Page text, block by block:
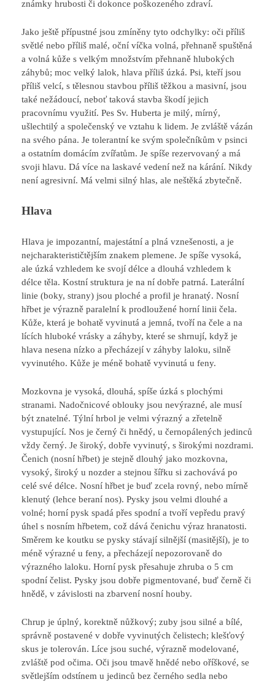
známky hrubosti či dokonce poškozeného zdraví.
Jako ještě přípustné jsou zmíněny tyto odchylky: oči příliš
světlé nebo příliš malé, oční víčka volná, přehnaně spuštěná
a volná kůže s velkým množstvím přehnaně hlubokých
záhybů; moc velký lalok, hlava příliš úzká. Psi, kteří jsou
příliš velcí, s tělesnou stavbou příliš těžkou a masivní, jsou
také nežádoucí, neboť taková stavba škodí jejich
pracovnímu využití. Pes Sv. Huberta je milý, mírný,
ušlechtilý a společenský ve vztahu k lidem. Je zvláště vázán
na svého pána. Je tolerantní ke svým společníkům v psinci
a ostatním domácím zvířatům. Je spíše rezervovaný a má
svoji hlavu. Dá více na laskavé vedení než na kárání. Nikdy
není agresivní. Má velmi silný hlas, ale neštěká zbytečně.
Hlava
Hlava je impozantní, majestátní a plná vznešenosti, a je
nejcharakterističtějším znakem plemene. Je spíše vysoká,
ale úzká vzhledem ke svojí délce a dlouhá vzhledem k
délce těla. Kostní struktura je na ní dobře patrná. Laterální
linie (boky, strany) jsou ploché a profil je hranatý. Nosní
hřbet je výrazně paralelní k prodloužené horní linii čela.
Kůže, která je bohatě vyvinutá a jemná, tvoří na čele a na
lících hluboké vrásky a záhyby, které se shrnují, když je
hlava nesena nízko a přecházejí v záhyby laloku, silně
vyvinutého. Kůže je méně bohatě vyvinutá u feny.
Mozkovna je vysoká, dlouhá, spíše úzká s plochými
stranami. Nadočnicové oblouky jsou nevýrazné, ale musí
být znatelné. Týlní hrbol je velmi výrazný a zřetelně
vystupující. Nos je černý či hnědý, u černopálených jedinců
vždy černý. Je široký, dobře vyvinutý, s širokými nozdrami.
Čenich (nosní hřbet) je stejně dlouhý jako mozkovna,
vysoký, široký u nozder a stejnou šířku si zachovává po
celé své délce. Nosní hřbet je buď zcela rovný, nebo mírně
klenutý (lehce beraní nos). Pysky jsou velmi dlouhé a
volné; horní pysk spadá přes spodní a tvoří vepředu pravý
úhel s nosním hřbetem, což dává čenichu výraz hranatosti.
Směrem ke koutku se pysky stávají silnější (masitější), je to
méně výrazné u feny, a přecházejí nepozorovaně do
výrazného laloku. Horní pysk přesahuje zhruba o 5 cm
spodní čelist. Pysky jsou dobře pigmentované, buď černě či
hnědě, v závislosti na zbarvení nosní houby.
Chrup je úplný, korektně nůžkový; zuby jsou silné a bílé,
správně postavené v dobře vyvinutých čelistech; klešťový
skus je tolerován. Líce jsou suché, výrazně modelované,
zvláště pod očima. Oči jsou tmavě hnědé nebo oříškové, se
světlejším odstínem u jedinců bez černého sedla nebo